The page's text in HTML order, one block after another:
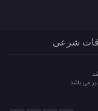
شرعی
می باشد